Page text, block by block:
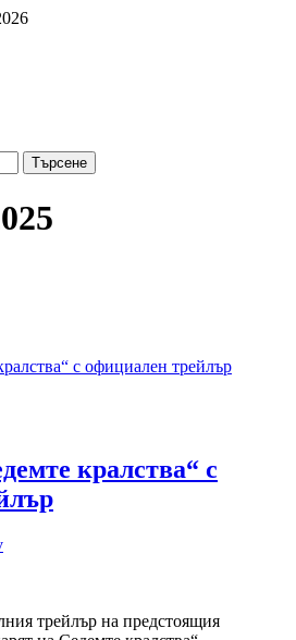
кралства“ с
трейлър на предстоящия